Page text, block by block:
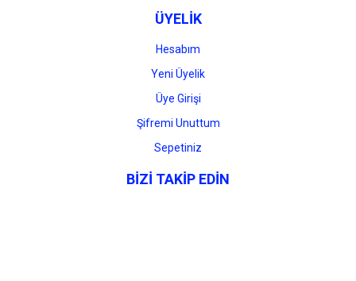
ÜYELİK
Hesabım
Yeni Üyelik
Üye Girişi
Şifremi Unuttum
Sepetiniz
BİZİ TAKİP EDİN